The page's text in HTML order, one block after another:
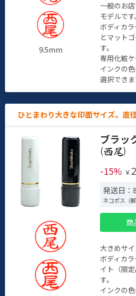
9.5mm
一般のお
モデルです
ボディカ
とマット
す。
専用化粧ケ
インクの
選択できま
ひとまわり大きな印面サイズ。直
ブラッ
(
)
-15% ￥
発送日：
ネコポス（
商
大きめサイ
ボディカ
イト（限
す。
インクの色